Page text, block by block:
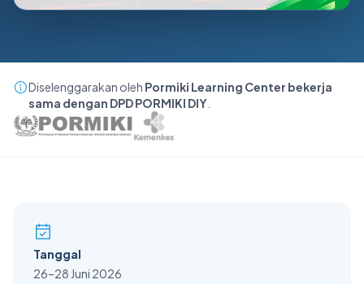
Diselenggarakan oleh Pormiki Learning Center bekerja
sama dengan DPD PORMIKI DIY
Tanggal
26–28 Juni 2026